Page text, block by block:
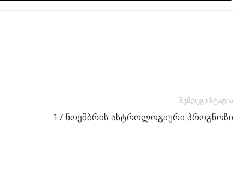
შემდეგი სტატია
17 ნოემბრის ასტროლოგიური პროგნოზი